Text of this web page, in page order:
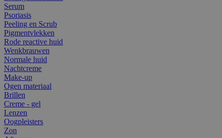
Serum
Psoriasis
Peeling en Scrub
Pigmentvlekken
Rode reactive huid
Wenkbrauwen
Normale huid
Nachtcreme
Make-up
Ogen materiaal
Brillen
Creme - gel
Lenzen
Oogpleisters
Zon